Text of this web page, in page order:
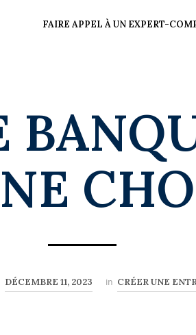
FAIRE APPEL À UN EXPERT-
DÉCEMBRE 11, 2023 in CRÉER UNE